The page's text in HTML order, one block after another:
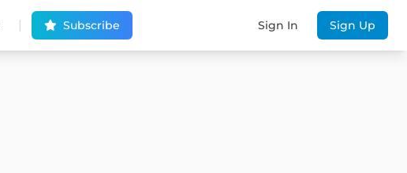
| Subscribe Sign In Sign Up